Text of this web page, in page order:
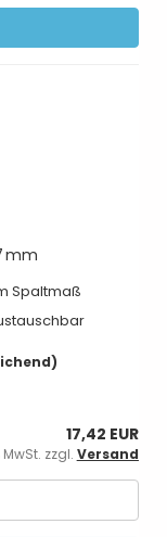
mm
Spaltmaß
17,42 EUR
MwSt. zzgl. Versand